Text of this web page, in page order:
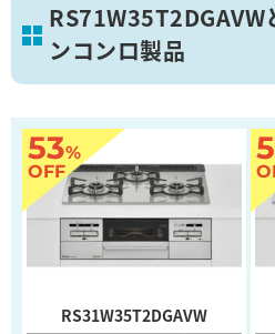
RS71W35T2DGAVW
ンコンロ製品
53%
OFF
RS31W35T2DGAVW